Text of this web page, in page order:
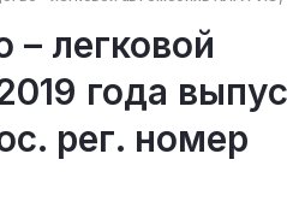
– легковой
года
рег. номер